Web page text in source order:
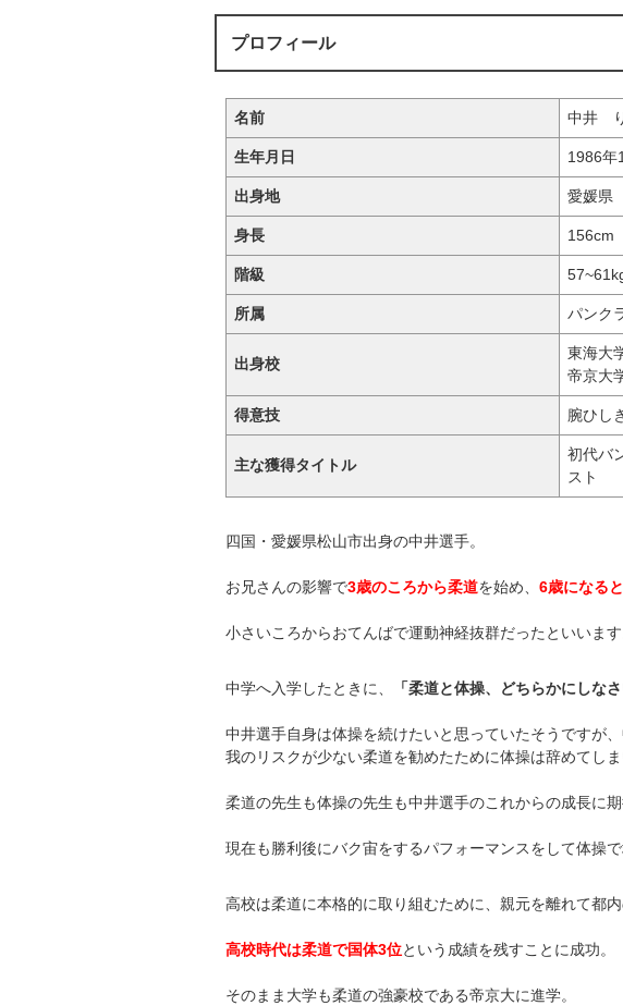
プロフィール
名前 中井
生年月日 1986年
出身地 愛媛県
身長 156cm
階級
所属 パンク
出身校
東海大
帝京大
得意技 腕ひし
主な獲得タイトル
初代バ
スト
四国・愛媛県松山市出身の中井選手。
お兄さんの影響で3歳のころから柔道を始め、 6歳になる
小さいころからおてんばで運動神経抜群だったといいます
中学へ入学したときに、 「柔道と体操、どちらかにしなさ
中井選手自身は体操を続けたいと思っていたそうですが
我のリスクが少ない柔道を勧めたために体操は辞めてしま
柔道の先生も体操の先生も中井選手のこれからの成長に
現在も勝利後にバク宙をするパフォーマンスをして体操
高校は柔道に本格的に取り組むために、親元を離れて都内
高校時代は柔道で国体3位という成績を残すことに成功。
そのまま大学も柔道の強豪校である帝京大に進学。